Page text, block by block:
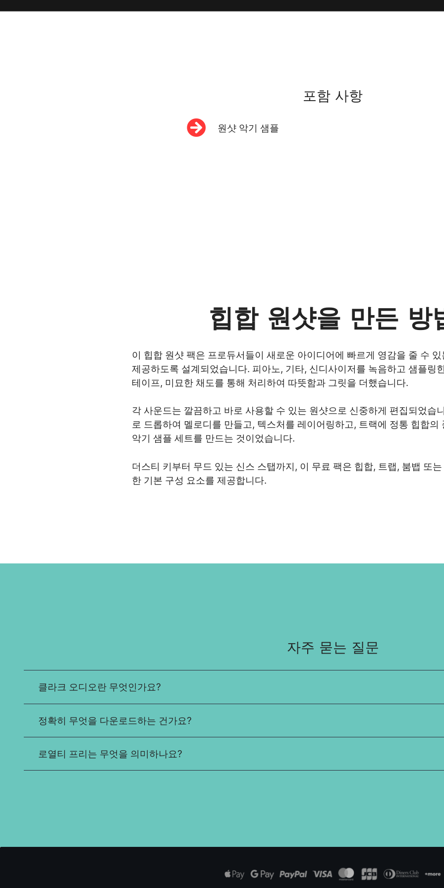
포함 사항
원샷 악기 샘플
힙합 원샷을 만든 방
이 힙합 원샷 팩은 프로듀서들이 새로운 아이디어에 빠르게 영감을 줄 수
제공하도록 설계되었습니다. 피아노, 기타, 신디사이저를 녹음하고 샘플링
테이프, 미묘한 채도를 통해 처리하여 따뜻함과 그릿을 더했습니다.
각 사운드는 깔끔하고 바로 사용할 수 있는 원샷으로 신중하게 편집되었습
로 드롭하여 멜로디를 만들고, 텍스처를 레이어링하고, 트랙에 정통 힙합의
악기 샘플 세트를 만드는 것이었습니다.
더스티 키부터 무드 있는 신스 스탭까지, 이 무료 팩은 힙합, 트랩, 붐뱁 또
한 기본 구성 요소를 제공합니다.
자주 묻는 질문
클라크 오디오란 무엇인가요?
정확히 무엇을 다운로드하는 건가요?
로열티 프리는 무엇을 의미하나요?